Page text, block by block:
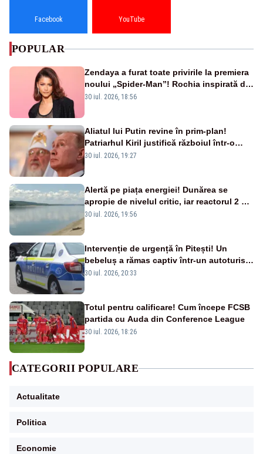
Facebook YouTube
POPULAR
Zendaya a furat toate privirile la premiera
noului „Spider-Man”! Rochia inspirată de
pânza de păianjen a făcut senzație
30 iul. 2026, 18:56
Aliatul lui Putin revine în prim-plan!
Patriarhul Kiril justifică războiul într-o
nouă carte
30 iul. 2026, 19:27
Alertă pe piața energiei! Dunărea se
apropie de nivelul critic, iar reactorul 2 de
la Cernavodă ar putea fi oprit
30 iul. 2026, 19:56
Intervenție de urgență în Pitești! Un
bebeluș a rămas captiv într-un autoturism
din cauza unei defecțiuni
30 iul. 2026, 20:33
Totul pentru calificare! Cum începe FCSB
partida cu Auda din Conference League
30 iul. 2026, 18:26
CATEGORII POPULARE
Actualitate
Politica
Economie